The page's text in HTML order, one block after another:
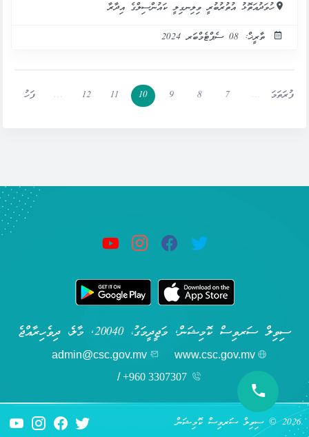
ހުވަދުއަތޮޅު އުތުރުބުރީ ވިލިނގިލީ ކައުންސިލްގެ އިދާރާ
ތާރީޚް: 08 ސެޕްޓެމްބަރ 2024
ފުރަތަމަ …
7
8
9
10
11
12
… ފަހު
ސިވިލް ސަރވިސް ކޮމިޝަން, މަޖީދީމަގު، 20040, މާލެ، ދިވެހިރާއްޖެ
www.csc.gov.mv
admin@csc.gov.mv
+960 3307307
/
2026 © ސިވިލް ސަރވިސް ކޮމިޝަން